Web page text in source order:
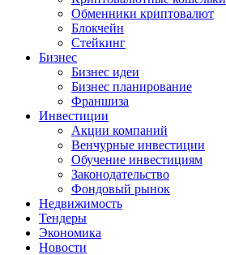
Обменники криптовалют
Блокчейн
Стейкинг
Бизнес
Бизнес идеи
Бизнес планирование
Франшиза
Инвестиции
Акции компаний
Венчурные инвестиции
Обучение инвестициям
Законодательство
Фондовый рынок
Недвижимость
Тендеры
Экономика
Новости